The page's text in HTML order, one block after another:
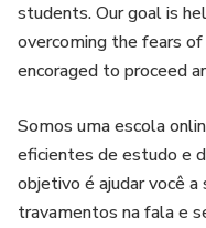
students. Our goal is
overcoming the fears
encoraged to proceed
Somos uma escola
eficientes de estudo e
objetivo é ajudar você
travamentos na fala e